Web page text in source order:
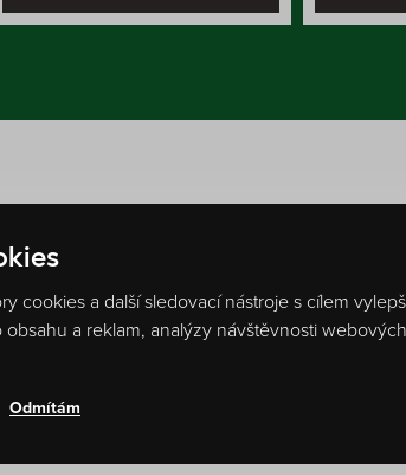
cookies a další sledovací nástroje s cílem
a reklam, analýzy návštěvnosti
Odmítám